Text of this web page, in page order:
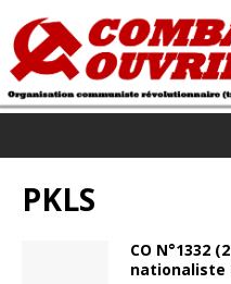
PKLS
CO N°1332
nationaliste